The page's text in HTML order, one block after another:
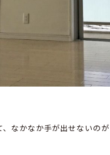
なかなか手が出せないのが